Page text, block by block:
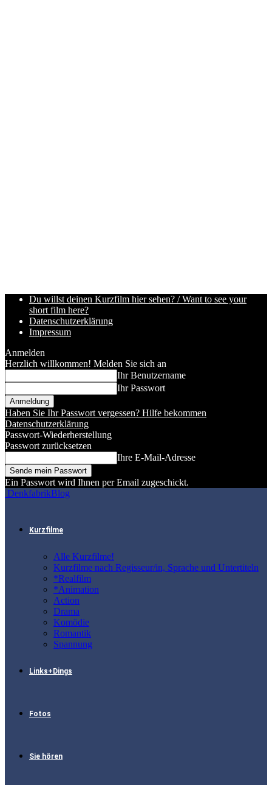
Du willst deinen Kurzfilm hier sehen? / Want to see your
short film here?
Datenschutzerklärung
Impressum
Anmelden
Herzlich willkommen! Melden Sie sich an
Ihr Benutzername
Ihr Passwort
Haben Sie Ihr Passwort vergessen? Hilfe bekommen
Datenschutzerklärung
Passwort-Wiederherstellung
Passwort zurücksetzen
Ihre E-Mail-Adresse
Ein Passwort wird Ihnen per Email zugeschickt.
DenkfabrikBlog
Kurzfilme
Alle Kurzfilme!
Kurzfilme nach Regisseur/in, Sprache und Untertiteln
*Realfilm
*Animation
Action
Drama
Komödie
Romantik
Spannung
Links+Dings
Fotos
Sie hören